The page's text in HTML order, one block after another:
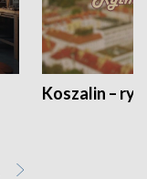
Koszalin –